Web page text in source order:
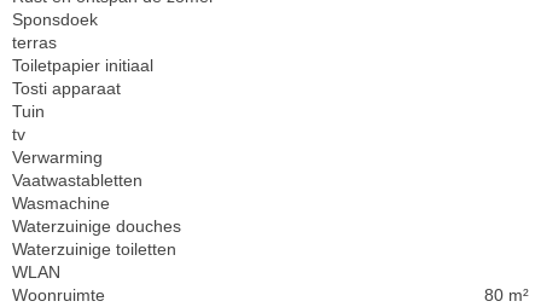
Sponsdoek
terras
Toiletpapier initiaal
Tosti apparaat
Tuin
tv
Verwarming
Vaatwastabletten
Wasmachine
Waterzuinige douches
Waterzuinige toiletten
WLAN
Woonruimte
80 m²